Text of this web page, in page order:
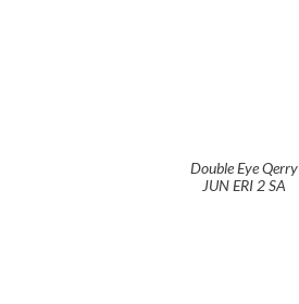
Double Eye Qerry
JUN ERI 2 SA